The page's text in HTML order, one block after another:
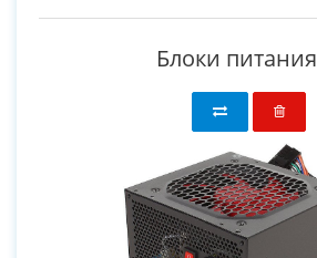
Блоки питания